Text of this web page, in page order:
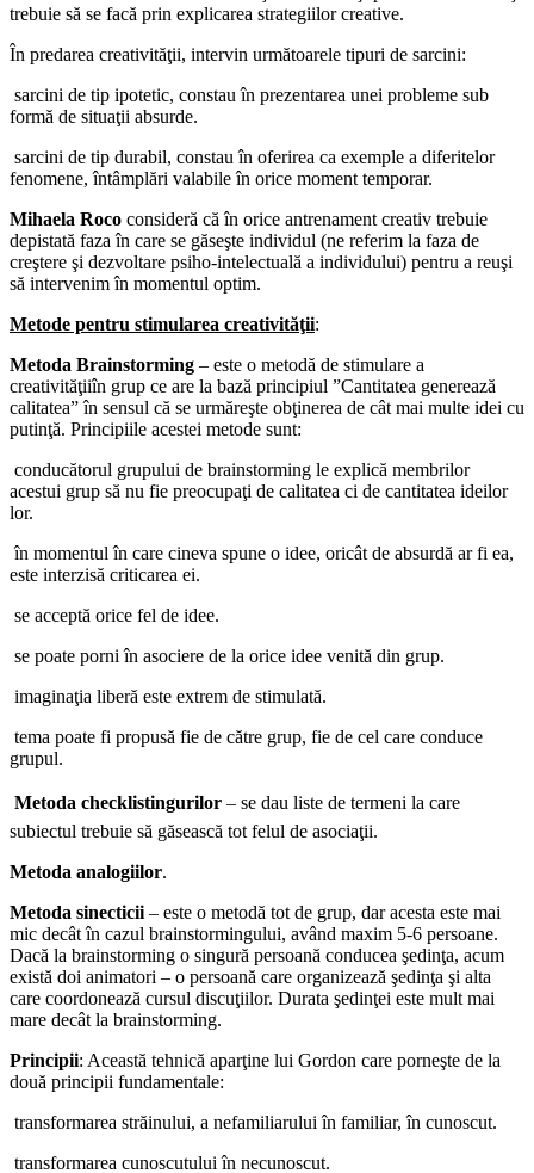
trebuie să se facă prin explicarea strategiilor creative.
În predarea creativităţii, intervin următoarele tipuri de sarcini:
­ sarcini de tip ipotetic, constau în prezentarea unei probleme sub
formă de situaţii absurde.
­ sarcini de tip durabil, constau în oferirea ca exemple a diferitelor
fenomene, întâmplări valabile în orice moment temporar.
Mihaela Roco consideră că în orice antrenament creativ trebuie
depistată faza în care se găseşte individul (ne referim la faza de
creştere şi dezvoltare psiho-intelectuală a individului) pentru a reuşi
să intervenim în momentul optim.
Metode pentru stimularea creativităţii:
Metoda Brainstorming – este o metodă de stimulare a
creativităţiiîn grup ce are la bază principiul ”Cantitatea generează
calitatea” în sensul că se urmăreşte obţinerea de cât mai multe idei cu
putinţă. Principiile acestei metode sunt:
­ conducătorul grupului de brainstorming le explică membrilor
acestui grup să nu fie preocupaţi de calitatea ci de cantitatea ideilor
lor.
­ în momentul în care cineva spune o idee, oricât de absurdă ar fi ea,
este interzisă criticarea ei.
­ se acceptă orice fel de idee.
­ se poate porni în asociere de la orice idee venită din grup.
­ imaginaţia liberă este extrem de stimulată.
­ tema poate fi propusă fie de către grup, fie de cel care conduce
grupul.
Metoda checklistingurilor – se dau liste de termeni la care
subiectul trebuie să găsească tot felul de asociaţii.
Metoda analogiilor.
Metoda sinecticii – este o metodă tot de grup, dar acesta este mai
mic decât în cazul brainstormingului, având maxim 5-6 persoane.
Dacă la brainstorming o singură persoană conducea şedinţa, acum
există doi animatori – o persoană care organizează şedinţa şi alta
care coordonează cursul discuţiilor. Durata şedinţei este mult mai
mare decât la brainstorming.
Principii: Această tehnică aparţine lui Gordon care porneşte de la
două principii fundamentale:
­ transformarea străinului, a nefamiliarului în familiar, în cunoscut.
­ transformarea cunoscutului în necunoscut.